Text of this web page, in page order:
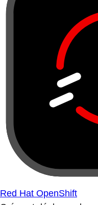
Red Hat OpenShift